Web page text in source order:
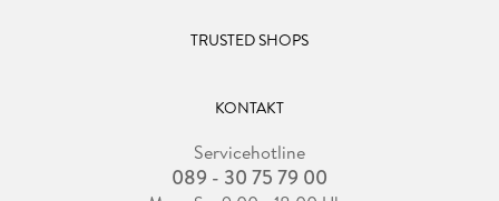
TRUSTED SHOPS
KONTAKT
Servicehotline
089 - 30 75 79 00